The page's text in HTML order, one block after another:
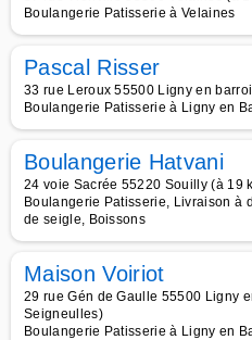
Boulangerie Patisserie à Velaines
Pascal Risser
33 rue Leroux 55500 Ligny en
Boulangerie Patisserie à Ligny en
Boulangerie Hatvani
24 voie Sacrée 55220 Souilly (à 19
Boulangerie Patisserie, Livraison à
de seigle, Boissons
Maison Voiriot
29 rue Gén de Gaulle 55500 Ligny
Seigneulles)
Boulangerie Patisserie à Ligny en